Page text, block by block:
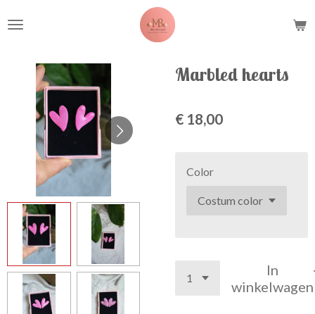
direct
hoofdinhoud
Marbled hearts
€ 18,00
Color
In
winkelwagen